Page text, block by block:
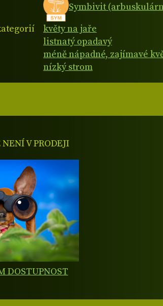
Symbivit
květy na jaře
listnatý opadavý
méně nápadné, zajímavé
nízký strom
V PRODEJI
DOSTUPNOST